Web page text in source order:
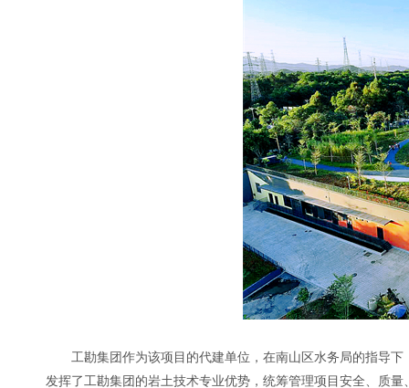
工勘集团作为该项目的代建单位，在南山区水务局的指导
发挥了工勘集团的岩土技术专业优势，统筹管理项目安全、质